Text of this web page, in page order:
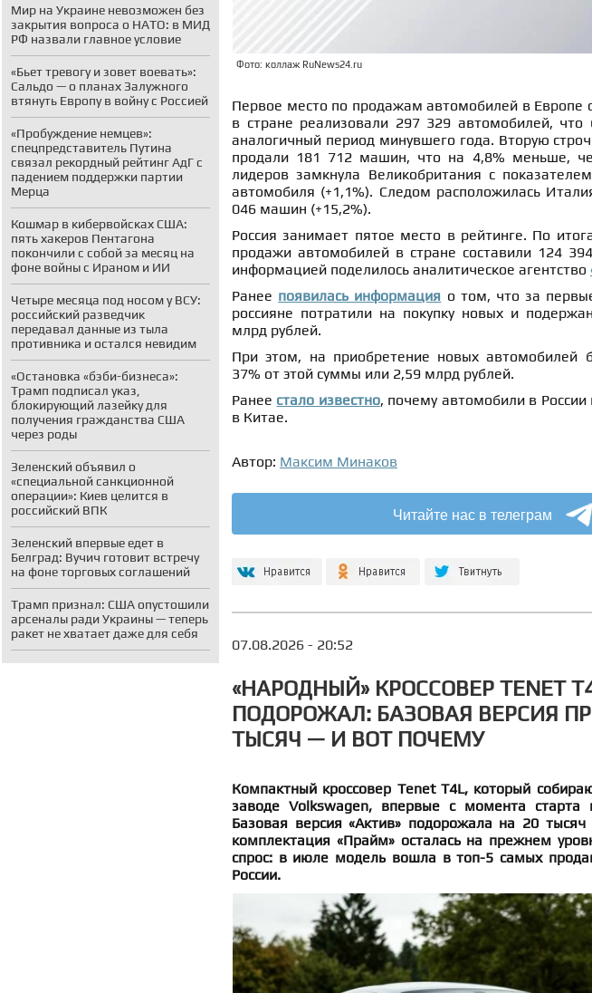
Мир на Украине невозможен без
закрытия вопроса о НАТО: в МИД
РФ назвали главное условие
«Бьет тревогу и зовет воевать»:
Сальдо — о планах Залужного
втянуть Европу в войну с Россией
«Пробуждение немцев»:
спецпредставитель Путина
связал рекордный рейтинг АдГ с
падением поддержки партии
Мерца
Кошмар в кибервойсках США:
пять хакеров Пентагона
покончили с собой за месяц на
фоне войны с Ираном и ИИ
Четыре месяца под носом у ВСУ:
российский разведчик
передавал данные из тыла
противника и остался невидим
«Остановка «бэби-бизнеса»:
Трамп подписал указ,
блокирующий лазейку для
получения гражданства США
через роды
Зеленский объявил о
«специальной санкционной
операции»: Киев целится в
российский ВПК
Зеленский впервые едет в
Белград: Вучич готовит встречу
на фоне торговых соглашений
Трамп признал: США опустошили
арсеналы ради Украины — теперь
ракет не хватает даже для себя
Фото: коллаж RuNews24.ru
Первое место по продажам автомобилей в Европе
в стране реализовали 297 329 автомобилей,
аналогичный период минувшего года. Вторую
продали 181 712 машин, что на 4,8% меньше,
лидеров замкнула Великобритания с
автомобиля (+1,1%). Следом расположилась
046 машин (+15,2%).
Россия занимает пятое место в рейтинге. По
продажи автомобилей в стране составили 124
информацией поделилось аналитическое агентство
Ранее появилась информация о том, что за
россияне потратили на покупку новых и
млрд рублей.
При этом, на приобретение новых автомобилей
37% от этой суммы или 2,59 млрд рублей.
Ранее стало известно, почему автомобили в
в Китае.
Автор: Максим Минаков
Читайте нас в телеграм
07.08.2026 - 20:52
«НАРОДНЫЙ» КРОССОВЕР TENET
ПОДОРОЖАЛ: БАЗОВАЯ ВЕРСИЯ
ТЫСЯЧ — И ВОТ ПОЧЕМУ
Компактный кроссовер Tenet T4L, который
заводе Volkswagen, впервые с момента старта
Базовая версия «Актив» подорожала на 20 тысяч
комплектация «Прайм» осталась на прежнем
спрос: в июле модель вошла в топ-5 самых
России.